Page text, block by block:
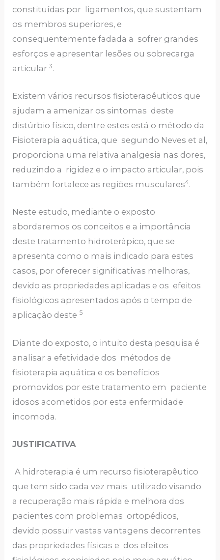
constituídas por ligamentos, que sustentam
os membros superiores, e
consequentemente fadada a sofrer grandes
esforços e apresentar lesões ou sobrecarga
articular3.
Existem vários recursos fisioterapêuticos que
ajudam a amenizar os sintomas deste
distúrbio físico, dentre estes está o método da
Fisioterapia aquática, que segundo Neves et al,
proporciona uma relativa analgesia nas dores,
reduzindo a rigidez e o impacto articular, pois
também fortalece as regiões musculares4.
Neste estudo, mediante o exposto
abordaremos os conceitos e a importância
deste tratamento hidroterápico, que se
apresenta como o mais indicado para estes
casos, por oferecer significativas melhoras,
devido as propriedades aplicadas e os efeitos
fisiológicos apresentados após o tempo de
aplicação deste 5
Diante do exposto, o intuito desta pesquisa é
analisar a efetividade dos métodos de
fisioterapia aquática e os benefícios
promovidos por este tratamento em paciente
idosos acometidos por esta enfermidade
incomoda.
JUSTIFICATIVA
A hidroterapia é um recurso fisioterapêutico
que tem sido cada vez mais utilizado visando
a recuperação mais rápida e melhora dos
pacientes com problemas ortopédicos,
devido possuir vastas vantagens decorrentes
das propriedades físicas e dos efeitos